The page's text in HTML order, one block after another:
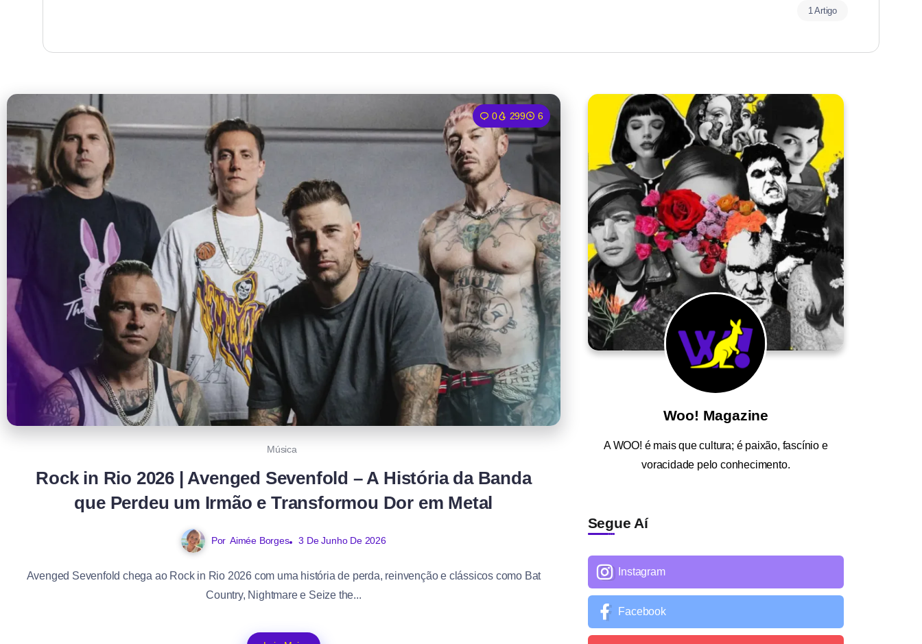
1 Artigo
0 299 6
Música
Rock in Rio 2026 | Avenged Sevenfold – A História da Banda
que Perdeu um Irmão e Transformou Dor em Metal
Por Aimée Borges 3 De Junho De 2026
Avenged Sevenfold chega ao Rock in Rio 2026 com uma história de perda, reinvenção e clássicos como Bat
Country, Nightmare e Seize the...
Woo! Magazine
AWOO! é mais que cultura; é paixão, fascínio e
voracidade pelo conhecimento.
Segue Aí
Instagram
Facebook